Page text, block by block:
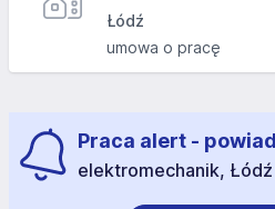
Łódź
umowa o pracę
Praca alert -
elektromechanik, Łódź